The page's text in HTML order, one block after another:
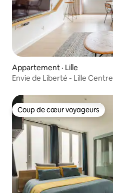
Appartement · Lille
Envie de Liberté - Lille Centre
Coup de cœur voyageurs
Coup de cœur voyageurs